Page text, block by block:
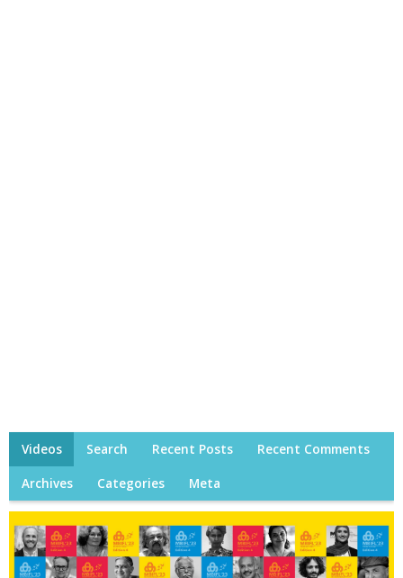
Videos Search Recent Posts Recent Comments
Archives Categories Meta